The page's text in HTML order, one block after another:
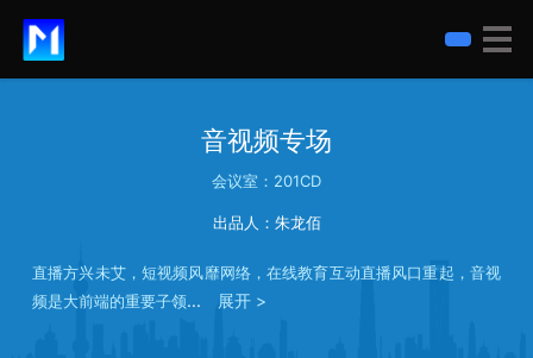
音视频专场
会议室：201CD
出品人：朱龙佰
直播方兴未艾，短视频风靡网络，在线教育互动直播风口重起，音视
频是大前端的重要子领... 展开 >